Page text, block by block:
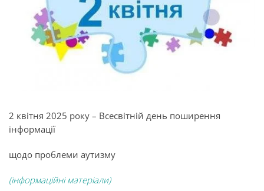
2 квітня 2025 року – Всесвітній день поширення
інформації
щодо проблеми аутизму
(інформаційні матеріали)